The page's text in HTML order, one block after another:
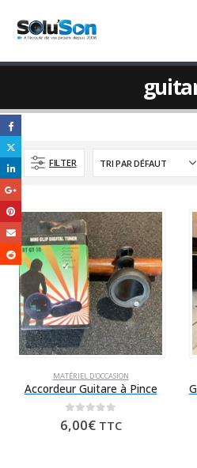
FILTER
MATÉRIEL D'OCCASION
Accordeur Guitare à Pince
0 sur 5
6,00€ TTC